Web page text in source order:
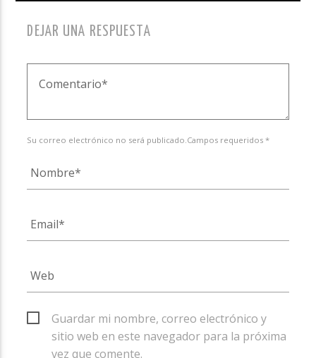
DEJAR UNA RESPUESTA
Su correo electrónico no será publicado.Campos requeridos *
Guardar mi nombre, correo electrónico y
sitio web en este navegador para la próxima
vez que comente.